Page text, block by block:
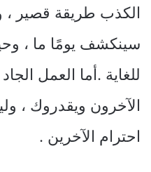
الكذب طريقة قصير
سينكشف يومًا ما ،
للغاية .أما العمل
الآخرون ويقدروك ،
احترام الآخرين .